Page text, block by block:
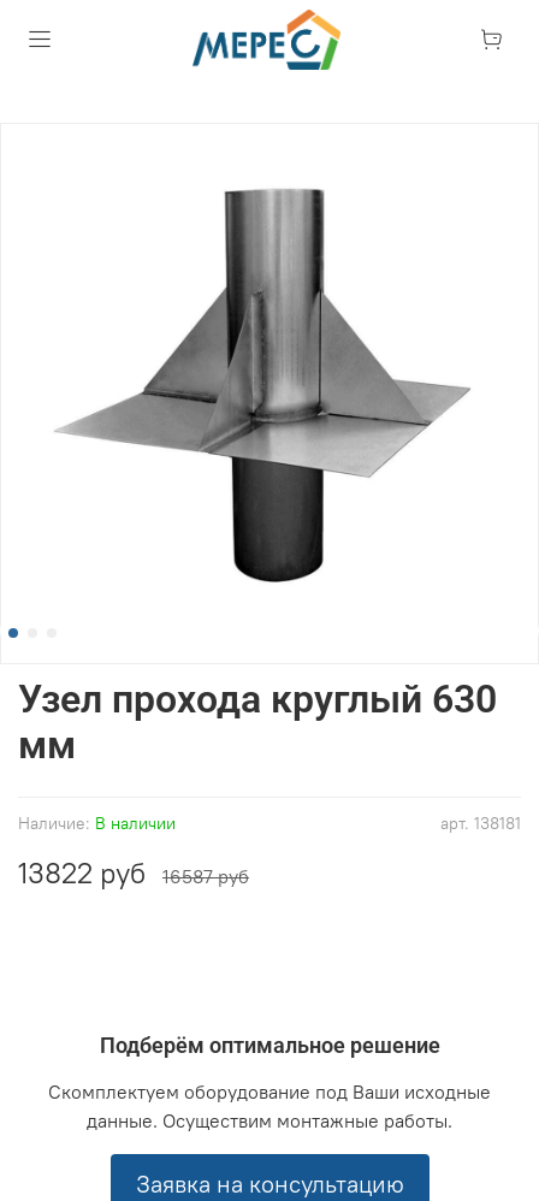
арт. 138181
Наличие: В наличии
Узел прохода круглый 630
мм
13822 руб 16587 руб
Подберём оптимальное решение
Скомплектуем оборудование под Ваши исходные
данные. Осуществим монтажные работы.
Заявка на консультацию